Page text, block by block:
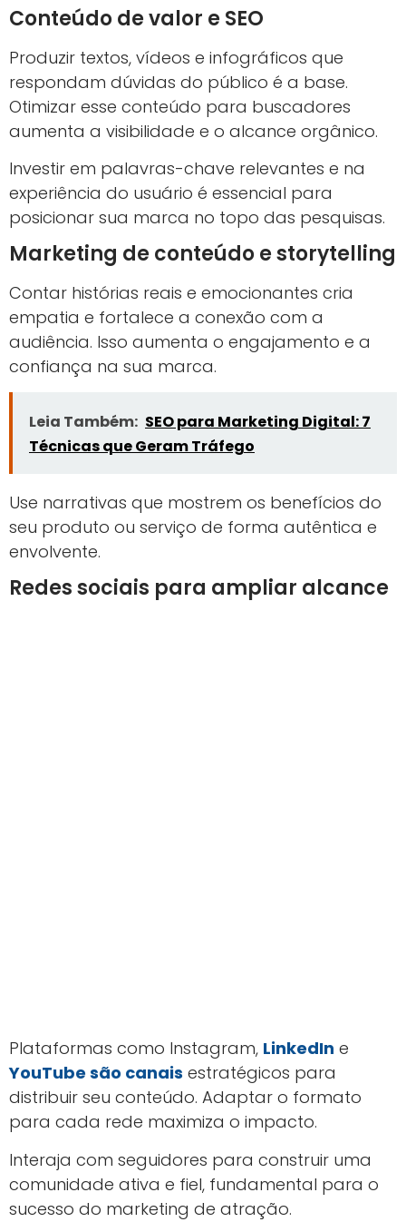
Conteúdo de valor e SEO
Produzir textos, vídeos e infográficos que
respondam dúvidas do público é a base.
Otimizar esse conteúdo para buscadores
aumenta a visibilidade e o alcance orgânico.
Investir em palavras-chave relevantes e na
experiência do usuário é essencial para
posicionar sua marca no topo das pesquisas.
Marketing de conteúdo e storytelling
Contar histórias reais e emocionantes cria
empatia e fortalece a conexão com a
audiência. Isso aumenta o engajamento e a
confiança na sua marca.
Leia Também: SEO para Marketing Digital: 7
Técnicas que Geram Tráfego
Use narrativas que mostrem os benefícios do
seu produto ou serviço de forma autêntica e
envolvente.
Redes sociais para ampliar alcance
Plataformas como Instagram, LinkedIn e
YouTube são canais estratégicos para
distribuir seu conteúdo. Adaptar o formato
para cada rede maximiza o impacto.
Interaja com seguidores para construir uma
comunidade ativa e fiel, fundamental para o
sucesso do marketing de atração.